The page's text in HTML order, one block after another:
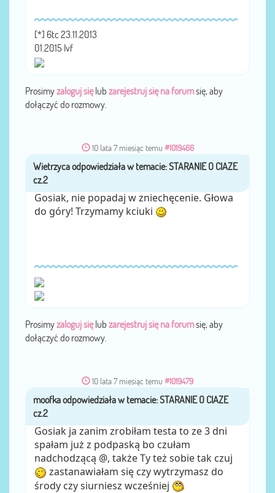
[*] 6tc 23.11.2013
01.2015 Ivf
Prosimyzaloguj sięlub zarejestruj się na forumsię, aby
dołączyć do rozmowy.
10 lata 7 miesiąc temu #1019466
przezWietrzyca
Gosiak, nie popadaj w zniechęcenie. Głowa
do góry! Trzymamy kciuki
Prosimyzaloguj sięlub zarejestruj się na forumsię, aby
dołączyć do rozmowy.
10 lata 7 miesiąc temu #1019479
przezmoofka
Gosiak ja zanim zrobiłam testa to ze 3 dni
spałam już z podpaską bo czułam
nadchodzącą @, także Ty też sobie tak czuj
zastanawiałam się czy wytrzymasz do
środy czy siurniesz wcześniej